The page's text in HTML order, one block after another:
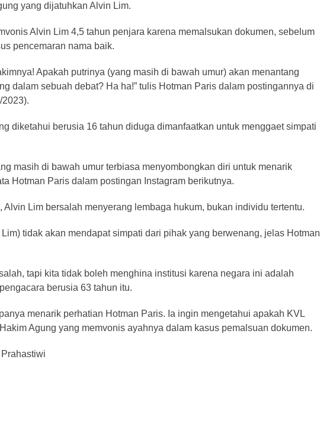
yang dijatuhkan Alvin Lim.
Alvin Lim 4,5 tahun penjara karena memalsukan dokumen, sebelum
pencemaran nama baik.
Apakah putrinya (yang masih di bawah umur) akan menantang
dalam sebuah debat? Ha ha!” tulis Hotman Paris dalam postingannya di
2023).
diketahui berusia 16 tahun diduga dimanfaatkan untuk menggaet simpati
masih di bawah umur terbiasa menyombongkan diri untuk menarik
Hotman Paris dalam postingan Instagram berikutnya.
Alvin Lim bersalah menyerang lembaga hukum, bukan individu tertentu.
tidak akan mendapat simpati dari pihak yang berwenang, jelas Hotman
tapi kita tidak boleh menghina institusi karena negara ini adalah
berusia 63 tahun itu.
menarik perhatian Hotman Paris. Ia ingin mengetahui apakah KVL
Agung yang memvonis ayahnya dalam kasus pemalsuan dokumen.